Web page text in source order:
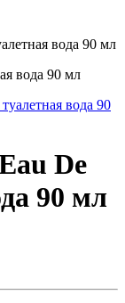
вода 90 мл
вода 90 мл
De
90 мл